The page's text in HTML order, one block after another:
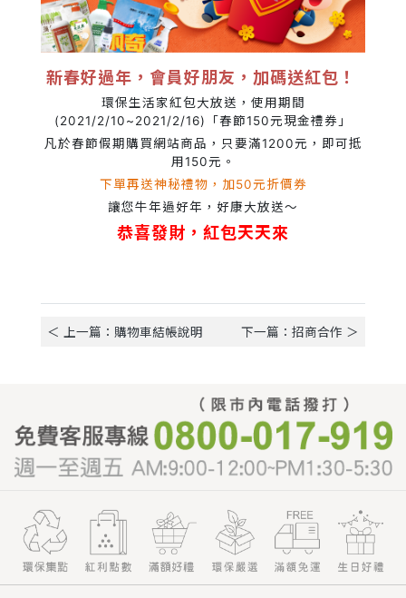
新春好過年，會員好朋友，加碼送紅包！
環保生活家紅包大放送，使用期間
(2021/2/10~2021/2/16)「春節150元現金禮券」
凡於春節假期購買網站商品，只要滿1200元，即可抵
用150元。
下單再送神秘禮物，加50元折價券
讓您牛年過好年， 好康大放送～
恭喜發財，紅包天天來
＜ 上一篇：購物車結帳說明 下一篇：招商合作 ＞